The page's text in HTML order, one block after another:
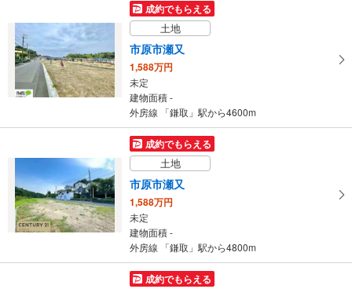
成約でもらえる
土地
市原市瀬又
1,588万円
未定
建物面積 -
外房線 「鎌取」駅から4600m
成約でもらえる
土地
市原市瀬又
1,588万円
未定
建物面積 -
外房線 「鎌取」駅から4800m
成約でもらえる